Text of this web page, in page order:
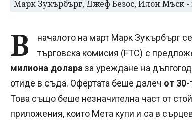
Марк Зукърбърг, Джеф Безос, Илон Мъск
В
началото на март Марк Зукърбърг
търговска комисия (FTC) с
милиона долараза уреждане на
отиде в съда. Офертата беше далеч от
Това също беше незначителна част от
приложения, които Мета купи и са в